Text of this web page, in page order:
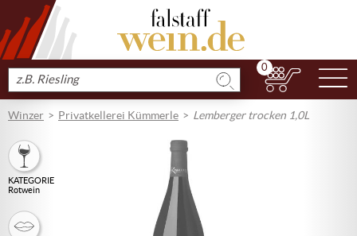
Produkt
suchen
0
Winzer Privatkellerei Kümmerle Lemberger trocken 1,0L
KATEGORIE
Rotwein